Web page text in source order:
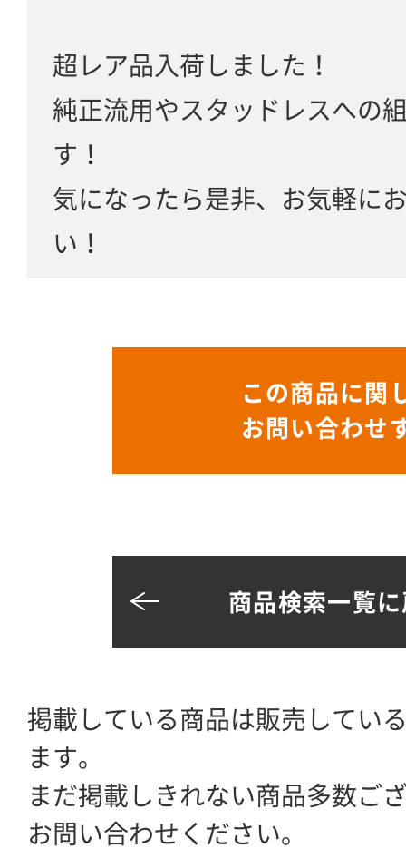
超レア品入荷しました！
純正流用やスタッドレスへの
す！
気になったら是非、お気軽に
い！
この商品に関
お問い合わせ
商品検索一覧
掲載している商品は販売してい
ます。
まだ掲載しきれない商品多数ご
お問い合わせください。